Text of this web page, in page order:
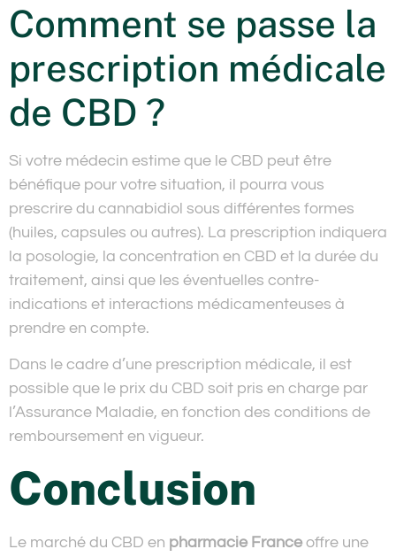
Comment se passe la
prescription médicale
de CBD ?
Si votre médecin estime que le CBD peut être
bénéfique pour votre situation, il pourra vous
prescrire du cannabidiol sous différentes formes
(huiles, capsules ou autres). La prescription indiquera
la posologie, la concentration en CBD et la durée du
traitement, ainsi que les éventuelles contre-
indications et interactions médicamenteuses à
prendre en compte.
Dans le cadre d’une prescription médicale, il est
possible que le prix du CBD soit pris en charge par
l’Assurance Maladie, en fonction des conditions de
remboursement en vigueur.
Conclusion
Le marché du CBD en pharmacie Franceoffre une